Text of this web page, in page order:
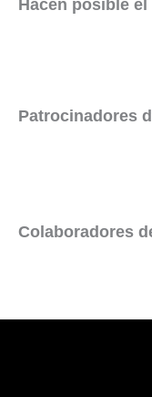
Hacen posible el
Patrocinadores
Colaboradores